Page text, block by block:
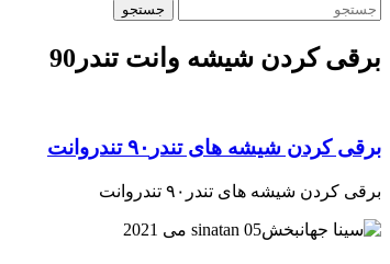
جستجو
برقی کردن شیشه وانت تندر90
برقی کردن شیشه های تندر۹۰ تندروانت
برقی کردن شیشه های تندر۹۰ تندروانت
sinatan 05 می 2021